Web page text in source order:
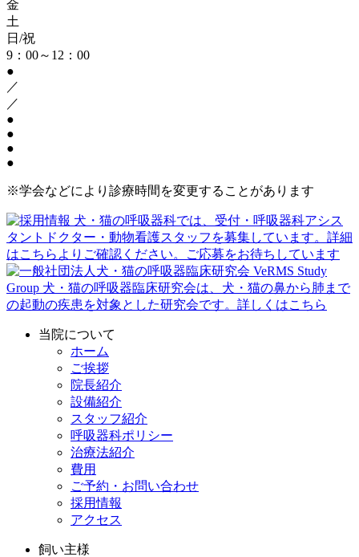
金
土
日/祝
9：00～12：00
●
／
／
●
●
●
●
※学会などにより診療時間を変更することがあります
当院について
ホーム
ご挨拶
院長紹介
設備紹介
スタッフ紹介
呼吸器科ポリシー
治療法紹介
費用
ご予約・お問い合わせ
採用情報
アクセス
飼い主様